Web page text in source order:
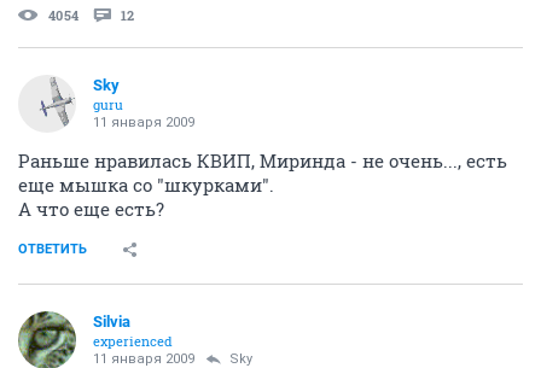
4054 12
Sky
guru
11 января 2009
Раньше нравилась КВИП, Миринда - не очень..., есть
еще мышка со "шкурками".
А что еще есть?
ОТВЕТИТЬ
Silvia
experienced
11 января 2009 Sky